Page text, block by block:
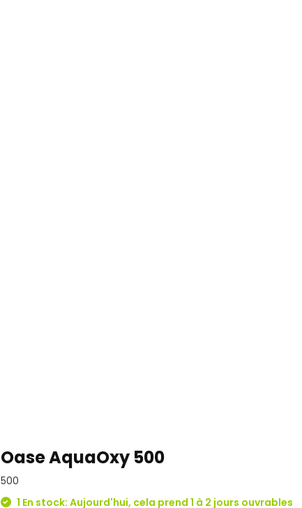
Oase AquaOxy 500
500
1 En stock: Aujourd'hui, cela prend 1 à 2 jours ouvrables